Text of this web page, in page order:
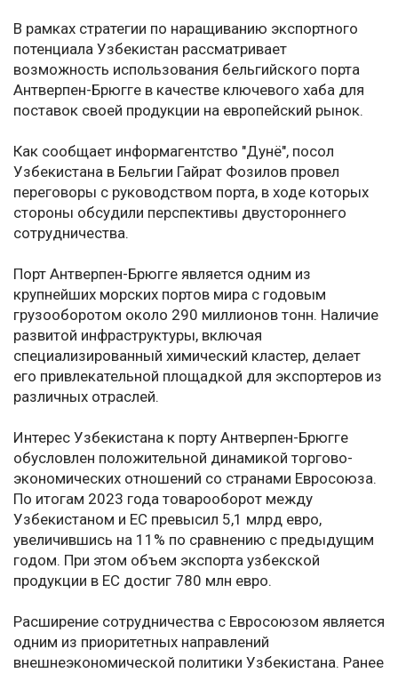
В рамках стратегии по наращиванию экспортного
потенциала Узбекистан рассматривает
возможность использования бельгийского порта
Антверпен-Брюгге в качестве ключевого хаба для
поставок своей продукции на европейский рынок.
Как сообщает информагентство "Дунё", посол
Узбекистана в Бельгии Гайрат Фозилов провел
переговоры с руководством порта, в ходе которых
стороны обсудили перспективы двустороннего
сотрудничества.
Порт Антверпен-Брюгге является одним из
крупнейших морских портов мира с годовым
грузооборотом около 290 миллионов тонн. Наличие
развитой инфраструктуры, включая
специализированный химический кластер, делает
его привлекательной площадкой для экспортеров из
различных отраслей.
Интерес Узбекистана к порту Антверпен-Брюгге
обусловлен положительной динамикой торгово-
экономических отношений со странами Евросоюза.
По итогам 2023 года товарооборот между
Узбекистаном и ЕС превысил 5,1 млрд евро,
увеличившись на 11% по сравнению с предыдущим
годом. При этом объем экспорта узбекской
продукции в ЕС достиг 780 млн евро.
Расширение сотрудничества с Евросоюзом является
одним из приоритетных направлений
внешнеэкономической политики Узбекистана. Ранее